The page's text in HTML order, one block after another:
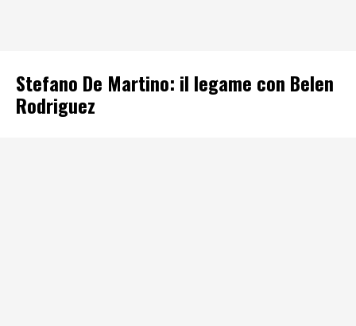
Stefano De Martino: il legame con Belen
Rodriguez